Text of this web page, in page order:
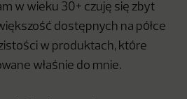
w wieku 30+ czuję się zbyt
dostępnych na półce
w produktach, które
właśnie do mnie.